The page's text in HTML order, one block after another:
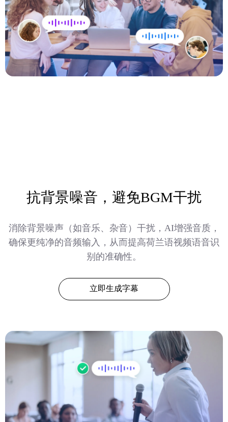
抗背景噪音，避免BGM干扰
消除背景噪声（如音乐、杂音）干扰，AI增强音质，
确保更纯净的音频输入，从而提高荷兰语视频语音识
别的准确性。
立即生成字幕